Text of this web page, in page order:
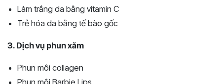
Làm trắng da bằng vitamin C
Trẻ hóa da bằng tế bào gốc
3. Dịch vụ phun xăm
Phun môi collagen
Phun môi Barbie Lips